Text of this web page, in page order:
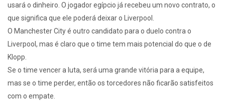
usará o dinheiro. O jogador egípcio já recebeu um novo contrato, o
que significa que ele poderá deixar o Liverpool.
O Manchester City é outro candidato para o duelo contra o
Liverpool, mas é claro que o time tem mais potencial do que o de
Klopp.
Se o time vencer a luta, será uma grande vitória para a equipe,
mas se o time perder, então os torcedores não ficarão satisfeitos
com o empate.